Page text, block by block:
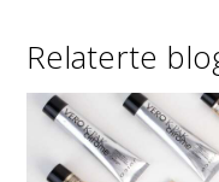
Relaterte